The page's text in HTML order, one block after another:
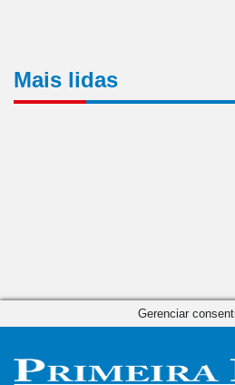
Mais lidas
Gerenciar